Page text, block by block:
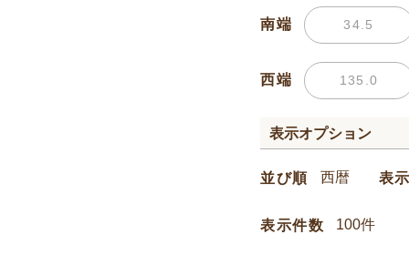
南端
西端
表示オプション
並び順 表
表示件数